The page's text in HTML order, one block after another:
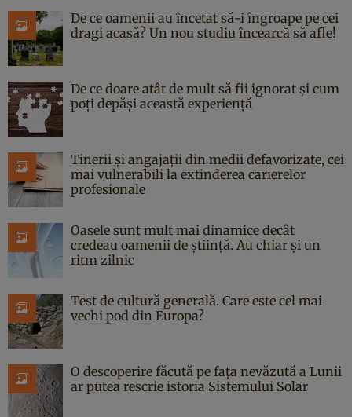
De ce oamenii au încetat să-i îngroape pe cei
dragi acasă? Un nou studiu încearcă să afle!
De ce doare atât de mult să fii ignorat și cum
poți depăși această experiență
Tinerii și angajații din medii defavorizate, cei
mai vulnerabili la extinderea carierelor
profesionale
Oasele sunt mult mai dinamice decât
credeau oamenii de știință. Au chiar și un
ritm zilnic
Test de cultură generală. Care este cel mai
vechi pod din Europa?
O descoperire făcută pe fața nevăzută a Lunii
ar putea rescrie istoria Sistemului Solar